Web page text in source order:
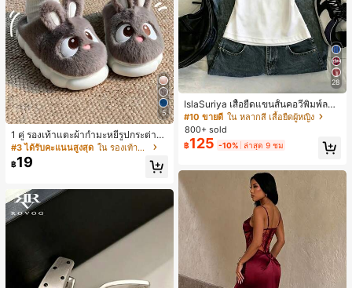
5
1 คู่ รองเท้าแตะผ้ากำมะหยี่รูปกระต่าย
สำหรับผู้หญิง, อบอุ่นและสบาย, เหมาะ
สำหรับใส่ลำลองในฤดูใบไม้ร่วง/ฤดูหน
าว, รองเท้าบ้านผู้หญิงหรูหราใหม่, ส้นเ
รับฤดูหนาวที่อบอุ่น, รองเท้าแตะผ้ากำม
ะหยี่น่ารัก, ของขวัญปีใหม่/วันวาเลนไท
น์ในอุดมคติ, รองเท้าแตะคู่รัก, ของขวั
ญวันแม่, สวน, ของตกแต่งห้องครัว, ฤดู
ร้อน, ชายหาด, ของใช้จำเป็นสำหรับกา
รเดินทาง, ของตกแต่งห้อง, นุ่มนิ่ม, การ
สำเร็จการศึกษา, ชั้นวางรองเท้า, ประห
ยัดพื้นที่จัดเก็บ, กลางแจ้ง, สวน, พิธีสำเ
ร็จการศึกษา, พิธีจบการศึกษา, ยินดีด้ว
#3 ได้รับคะแนนสูงสุด ใน รองเท้าแตะใส่ในบ้าน
฿19
28
IslaSuriya เสื้อยืดแขนสั้นคอวีพิมพ์ลาย
สีตัดกันสำหรับผู้หญิง
#10 ขายดี ใน หลากสี เสื้อยืดผู้หญิง
800+ sold
฿125 -10% ล่าสุด 9 ชม